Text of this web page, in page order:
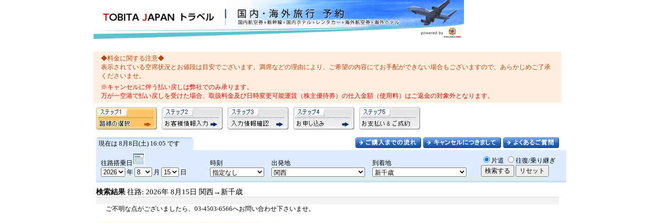
◆料金に関する注意◆
表示されている空席状況とお値段は目安でございます。満席などの理由により、ご希望の内容にてお手配ができない場合もございますので、あらかじめご了承
くださいませ。
※キャンセルに伴う払い戻しは弊社でのみ承ります。
万が一空港で払い戻しを受けた場合、取扱料金及び日時変更可能運賃（株主優待券）の仕入金額（使用料）はご返金の対象外となります。
現在は 8月8日(土) 16:05 です
往路搭乗日
年
月 日
時刻 出発地 到着地 片道 往復/乗り継ぎ
検索結果 往路: 2026年 8月15日 関西→新千歳
ご不明な点がございましたら、03-4503-6566へお問い合わせ下さいませ。